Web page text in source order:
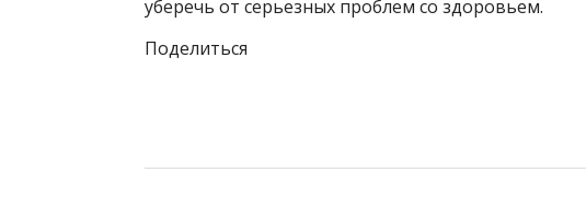
уберечь от серьезных проблем со здоровьем.
Поделиться